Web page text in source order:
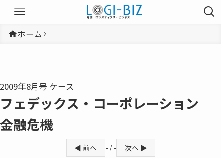
ホーム
2009年8月号 ケース
フェデックス・コーポレーション
金融危機
◀ 前へ - / - 次へ ▶